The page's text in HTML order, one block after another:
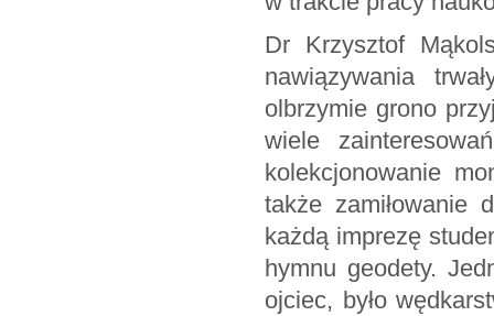
Dr Krzysztof
nawiązywania
olbrzymie grono
wiele
kolekcjonowanie
także zamiłowanie
każdą imprezę
hymnu geodety.
ojciec, było